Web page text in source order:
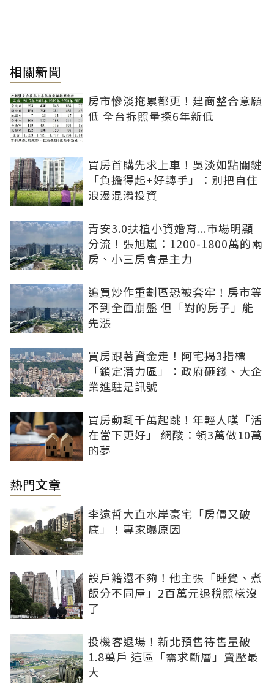
相關新聞
房市慘淡拖累都更！建商整合意願
低 全台拆照量探6年新低
買房首購先求上車！吳淡如點關鍵
「負擔得起+好轉手」：別把自住
浪漫混淆投資
青安3.0扶植小資婚育...市場明顯
分流！張旭嵐：1200-1800萬的兩
房、小三房會是主力
追買炒作重劃區恐被套牢！房市等
不到全面崩盤 但「對的房子」能
先漲
買房跟著資金走！阿宅揭3指標
「鎖定潛力區」：政府砸錢、大企
業進駐是訊號
買房動輒千萬起跳！年輕人嘆「活
在當下更好」 網酸：領3萬做10萬
的夢
熱門文章
李遠哲大直水岸豪宅「房價又破
底」！專家曝原因
設戶籍還不夠！他主張「睡覺、煮
飯分不同屋」2百萬元退稅照樣沒
了
投機客退場！新北預售待售量破
1.8萬戶 這區「需求斷層」賣壓最
大